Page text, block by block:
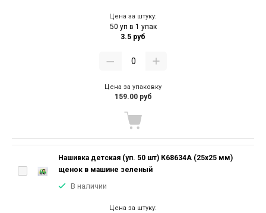
Цена за штуку:
50 уп в 1 упак
3.5 руб
Цена за упаковку
159.00 руб
Нашивка детская (уп. 50 шт) К68634А (25х25 мм)
щенок в машине зеленый
В наличии
Цена за штуку: